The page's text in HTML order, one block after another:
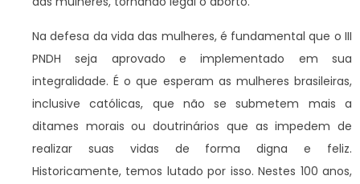
Na defesa da vida das mulheres, é fundamental que o III
PNDH seja aprovado e implementado em sua
integralidade. É o que esperam as mulheres brasileiras,
inclusive católicas, que não se submetem mais a
ditames morais ou doutrinários que as impedem de
realizar suas vidas de forma digna e feliz.
Historicamente, temos lutado por isso. Nestes 100 anos,